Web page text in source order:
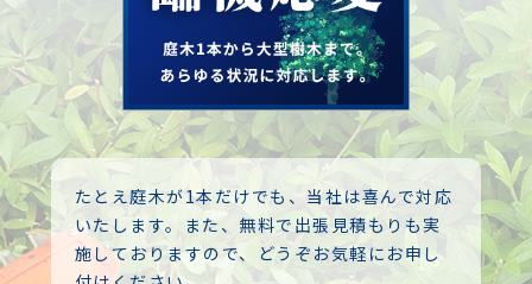
たとえ庭木が1本だけでも、当社は喜んで対応
いたします。また、無料で出張見積もりも実
施しておりますので、どうぞお気軽にお申し